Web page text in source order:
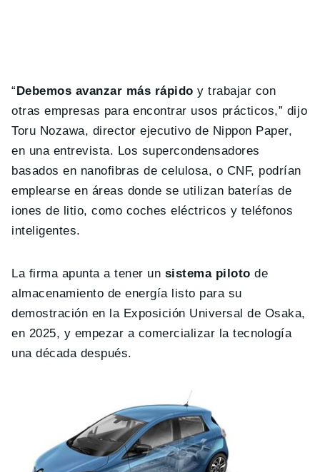
“Debemos avanzar más rápido y trabajar con
otras empresas para encontrar usos prácticos,” dijo
Toru Nozawa, director ejecutivo de Nippon Paper,
en una entrevista. Los supercondensadores
basados ​​en nanofibras de celulosa, o CNF, podrían
emplearse en áreas donde se utilizan baterías de
iones de litio, como coches eléctricos y teléfonos
inteligentes.
La firma apunta a tener un sistema piloto de
almacenamiento de energía listo para su
demostración en la Exposición Universal de Osaka,
en 2025, y empezar a comercializar la tecnología
una década después.